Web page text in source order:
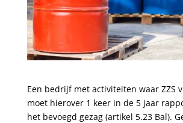
Een bedrijf met activiteiten waar ZZS
moet hierover 1 keer in de 5 jaar
het bevoegd gezag (artikel 5.23 Bal).